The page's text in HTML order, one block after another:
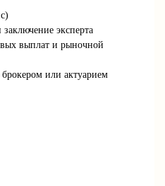
эксперта
выплат и рыночной
или актуарием